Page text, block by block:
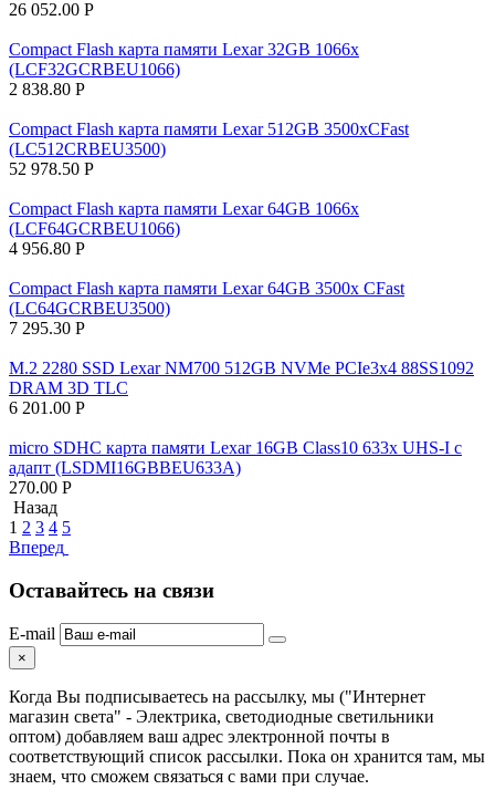
26 052.00 Р
Compact Flash карта памяти Lexar 32GB 1066x
(LCF32GCRBEU1066)
2 838.80 Р
Compact Flash карта памяти Lexar 512GB 3500xCFast
(LC512CRBEU3500)
52 978.50 Р
Compact Flash карта памяти Lexar 64GB 1066x
(LCF64GCRBEU1066)
4 956.80 Р
Compact Flash карта памяти Lexar 64GB 3500x CFast
(LC64GCRBEU3500)
7 295.30 Р
M.2 2280 SSD Lexar NM700 512GB NVMe PCIe3x4 88SS1092
DRAM 3D TLC
6 201.00 Р
micro SDHC карта памяти Lexar 16GB Class10 633x UHS-I с
адапт (LSDMI16GBBEU633A)
270.00 Р
Назад
1 2 3 4 5
Вперед
Оставайтесь на связи
E-mail
×
Когда Вы подписываетесь на рассылку, мы ("Интернет
магазин света" - Электрика, светодиодные светильники
оптом) добавляем ваш адрес электронной почты в
соответствующий список рассылки. Пока он хранится там, мы
знаем, что сможем связаться с вами при случае.